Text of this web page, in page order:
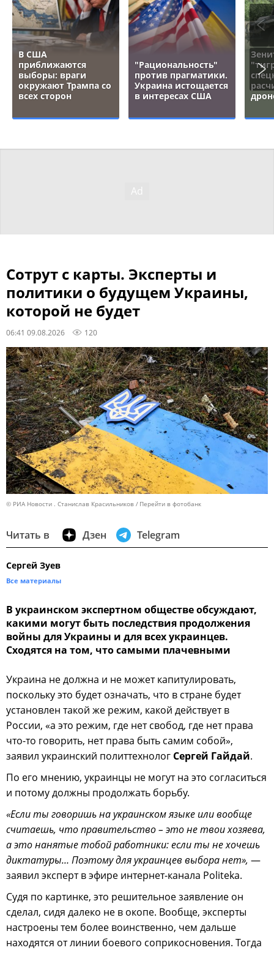
В США
приближаются
выборы: враги
окружают Трампа со
всех сторон
"Рациональность"
против прагматики.
Украина истощается
в интересах США
Сотрут с карты. Эксперты и
политики о будущем Украины,
которой не будет
06:41 09.08.2026 120
© РИА Новости . Станислав Красильников Перейти в фотобанк
Читать в Дзен Telegram
Сергей Зуев
Все материалы
В украинском экспертном обществе обсуждают,
какими могут быть последствия продолжения
войны для Украины и для всех украинцев.
Сходятся на том, что самыми плачевными
Украина не должна и не может капитулировать,
поскольку это будет означать, что в стране будет
установлен такой же режим, какой действует в
России, «а это режим, где нет свобод, где нет права
что-то говорить, нет права быть самим собой»,
заявил украинский политтехнолог Сергей Гайдай.
По его мнению, украинцы не могут на это согласиться
и потому должны продолжать борьбу.
«Если ты говоришь на украинском языке или вообще
считаешь, что правительство – это не твои хозяева,
а это нанятые тобой работники: если ты не хочешь
диктатуры… Поэтому для украинцев выбора нет», —
заявил эксперт в эфире интернет-канала Politeka.
Судя по картинке, это решительное заявление он
сделал, сидя далеко не в окопе. Вообще, эксперты
настроены тем более воинственно, чем дальше
находятся от линии боевого соприкосновения. Тогда